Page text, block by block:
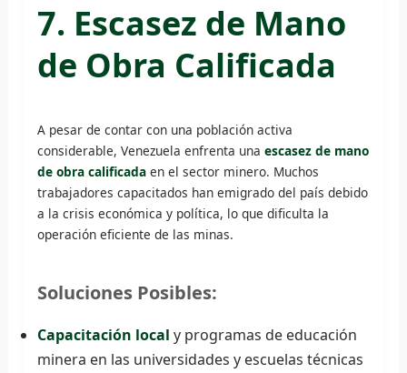
7. Escasez de Mano
de Obra Calificada
A pesar de contar con una población activa
considerable, Venezuela enfrenta una escasez de mano
de obra calificadaen el sector minero. Muchos
trabajadores capacitados han emigrado del país debido
a la crisis económica y política, lo que dificulta la
operación eficiente de las minas.
Soluciones Posibles:
Capacitación local y programas de educación
minera en las universidades y escuelas técnicas